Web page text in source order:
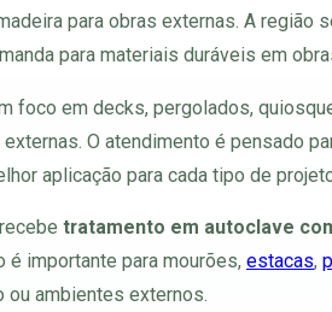
para obras externas. A região
para materiais duráveis em
foco em decks, pergolados,
O atendimento é pensado
aplicação para cada tipo de
tratamento em autoclave
é importante para mourões, estacas,
ou ambientes externos.